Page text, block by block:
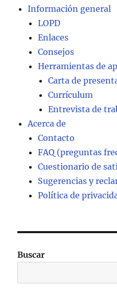
Información general
LOPD
Enlaces
Consejos
Herramientas de
Carta de
Currículum
Entrevista de
Acerca de
Contacto
FAQ (preguntas
Cuestionario de
Sugerencias y
Política de
Buscar